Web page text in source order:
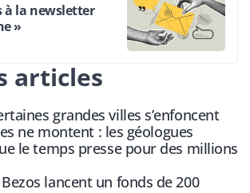
à la newsletter
»
articles
grandes villes s’enfoncent
ne montent : les géologues
le temps presse pour des millions
lancent un fonds de 200